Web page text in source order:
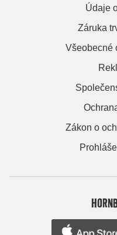
Údaje
Záruka
Všeobecné
Zákon o